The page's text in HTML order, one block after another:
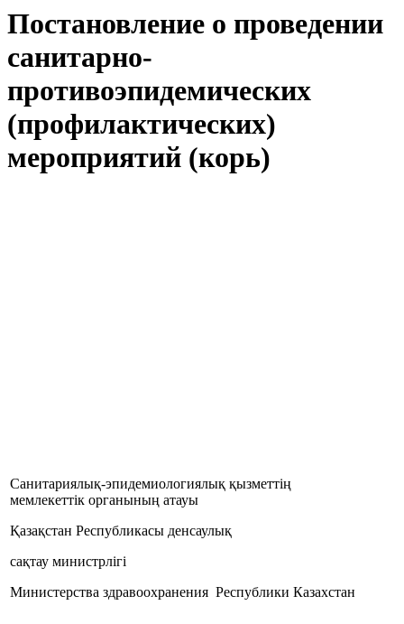
Постановление о проведении
санитарно-
противоэпидемических
(профилактических)
мероприятий (корь)
Санитариялық-эпидемиологиялық қызметтің
мемлекеттік органының атауы
Қазақстан Республикасы денсаулық
сақтау министрлігі
Министерства здравоохранения Республики Казахстан